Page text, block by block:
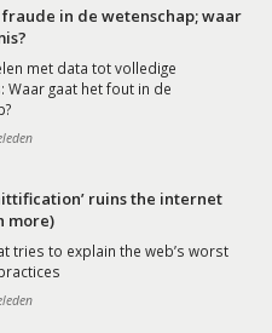
fraude in de wetenschap; waar
met data tot volledige
Waar gaat het fout in de
ruins the internet
more)
tries to explain the web’s worst